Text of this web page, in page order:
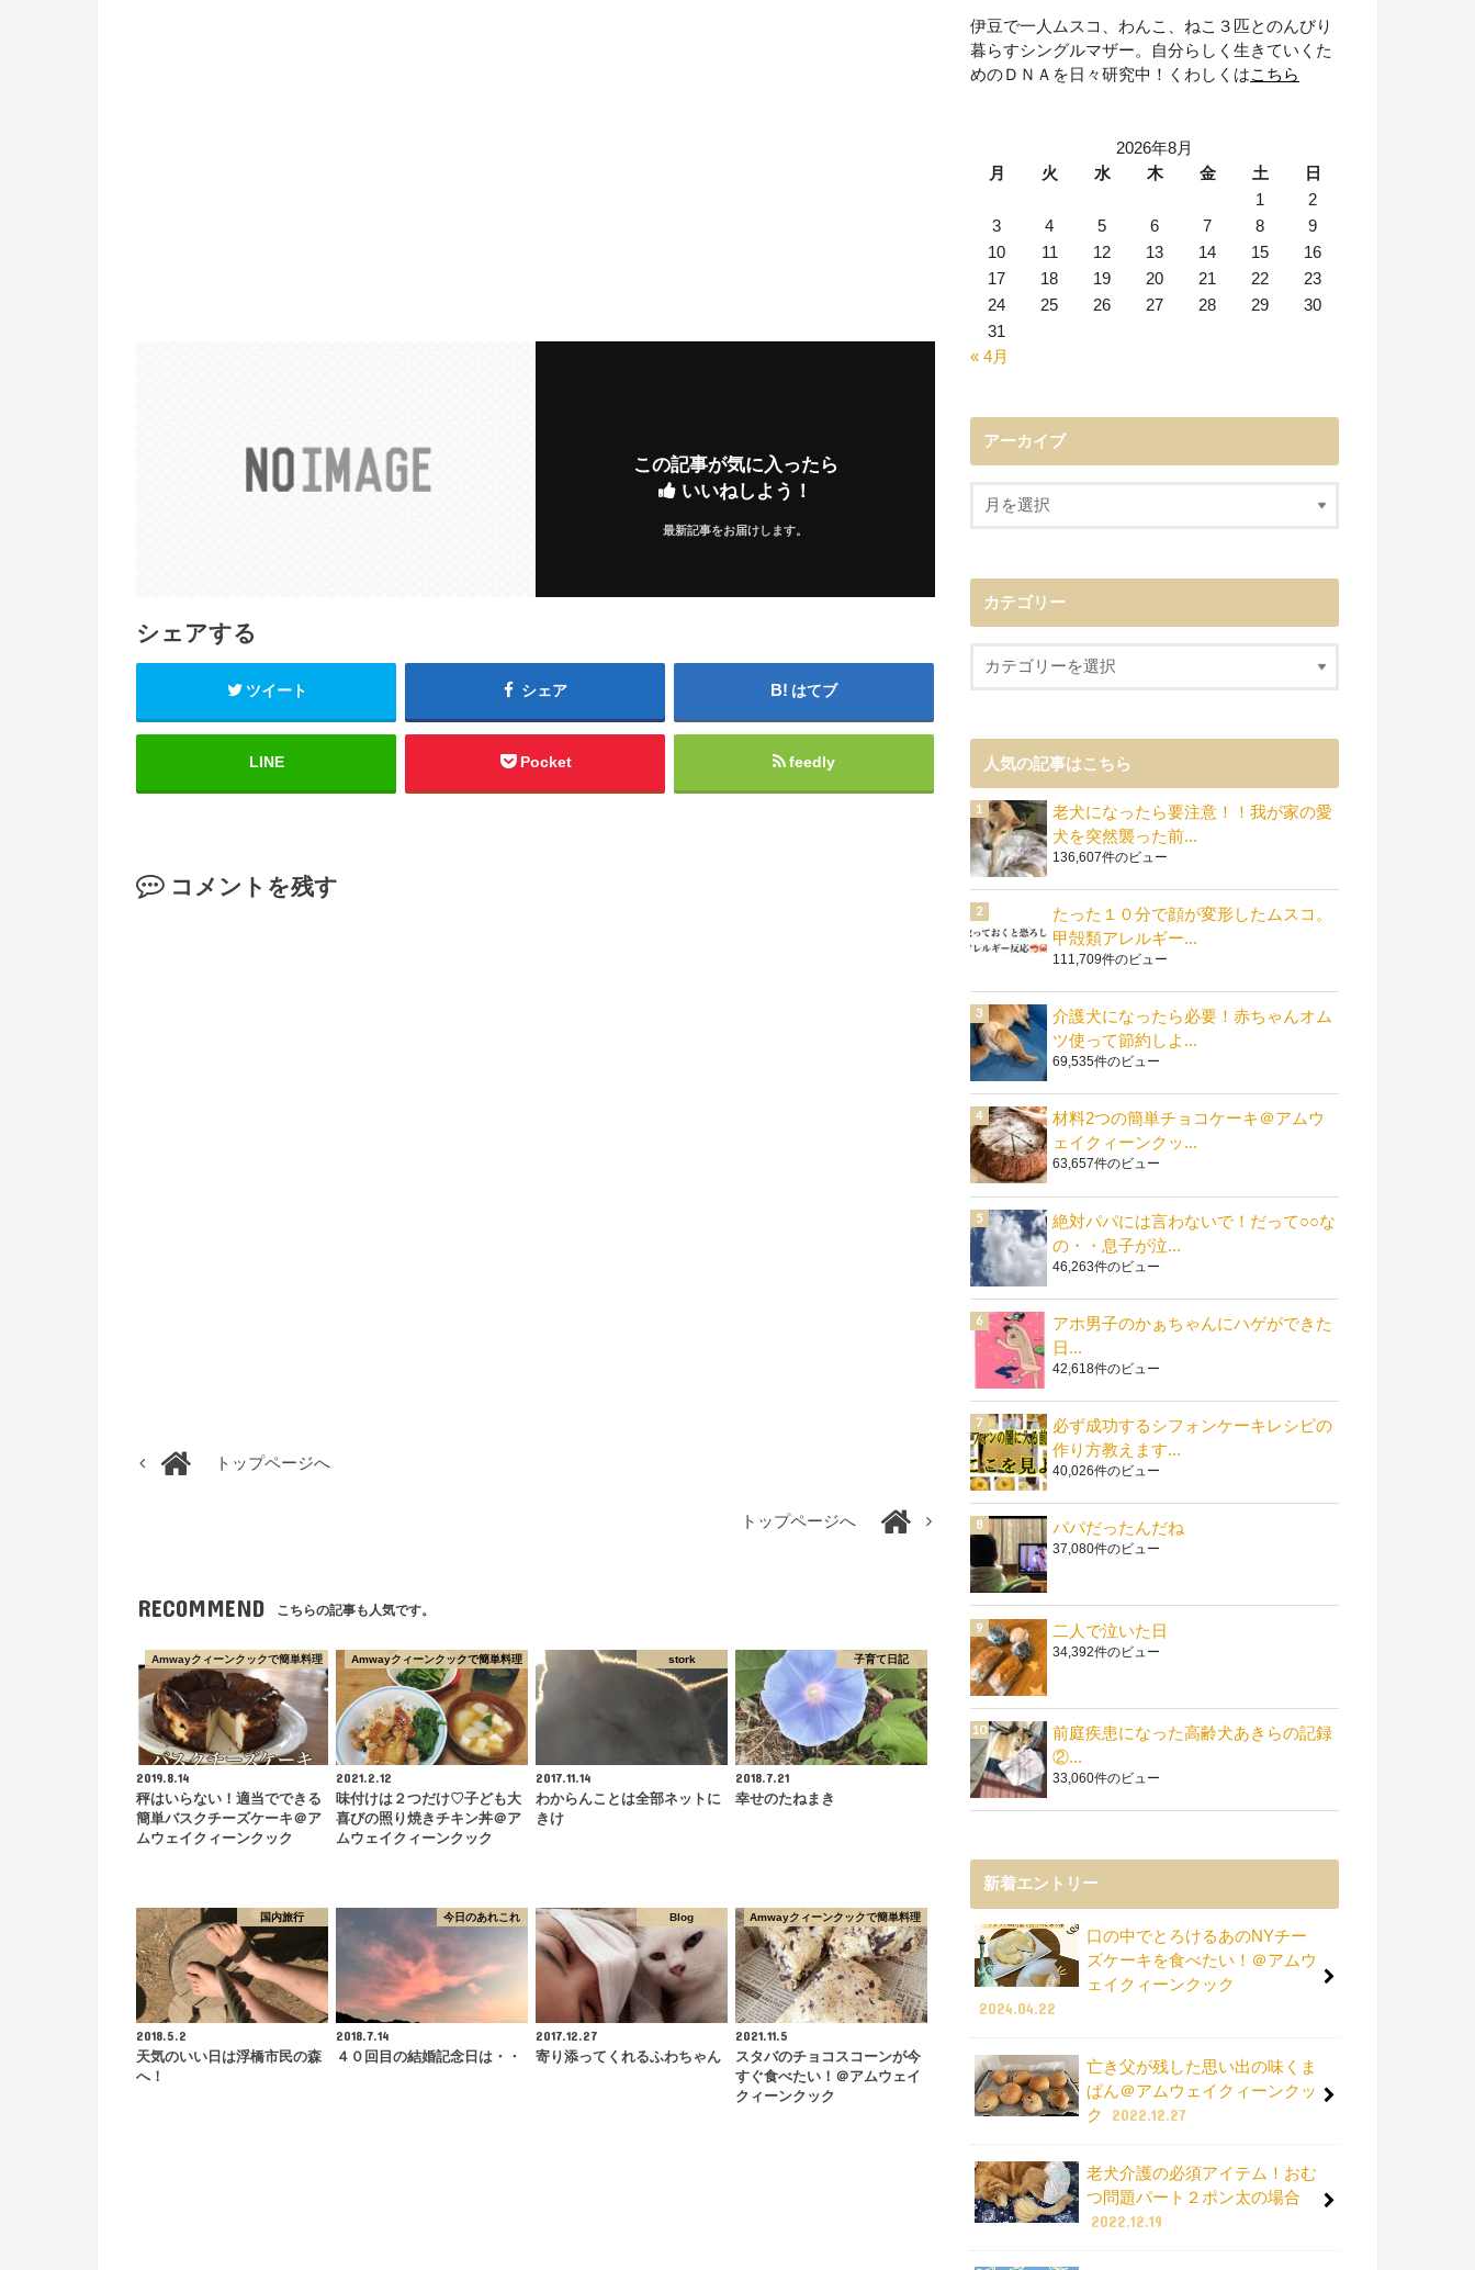
この記事が気に入ったら
いいねしよう！
最新記事をお届けします。
シェアする
ツイート シェア はてブ
LINE Pocket feedly
コメントを残す
トップページへ
トップページへ
RECOMMEND こちらの記事も人気です。
Amwayクィーンクックで簡単料理
2019.8.14
秤はいらない！適当でできる
簡単バスクチーズケーキ＠ア
ムウェイクィーンクック
Amwayクィーンクックで簡単料理
2021.2.12
味付けは２つだけ♡子ども大
喜びの照り焼きチキン丼＠ア
ムウェイクィーンクック
stork
2017.11.14
わからんことは全部ネットに
きけ
子育て日記
2018.7.21
幸せのたねまき
国内旅行
2018.5.2
天気のいい日は浮橋市民の森
へ！
今日のあれこれ
2018.7.14
４０回目の結婚記念日は・・
Blog
2017.12.27
寄り添ってくれるふわちゃん
Amwayクィーンクックで簡単料理
2021.11.5
スタバのチョコスコーンが今
すぐ食べたい！＠アムウェイ
クィーンクック
伊豆で一人ムスコ、わんこ、ねこ３匹とのんびり
暮らすシングルマザー。自分らしく生きていくた
めのＤＮＡを日々研究中！くわしくはこちら
2026年8月
月
火 水 木 金 土
日
1
2
3
4 5 6 7 8
9
10
11 12 13 14 15
16
17
18 19 20 21 22
23
24
25 26 27 28 29
30
31
« 4月
アーカイブ
カテゴリー
人気の記事はこちら
老犬になったら要注意！！我が家の愛
犬を突然襲った前...
136,607件のビュー
たった１０分で顔が変形したムスコ。
甲殻類アレルギー...
111,709件のビュー
介護犬になったら必要！赤ちゃんオム
ツ使って節約しよ...
69,535件のビュー
材料2つの簡単チョコケーキ＠アムウ
ェイクィーンクッ...
63,657件のビュー
絶対パパには言わないで！だって○○な
の・・息子が泣...
46,263件のビュー
アホ男子のかぁちゃんにハゲができた
日...
42,618件のビュー
必ず成功するシフォンケーキレシピの
作り方教えます...
40,026件のビュー
パパだったんだね
37,080件のビュー
二人で泣いた日
34,392件のビュー
前庭疾患になった高齢犬あきらの記録
②...
33,060件のビュー
新着エントリー
口の中でとろけるあのNYチー
ズケーキを食べたい！＠アムウ
ェイクィーンクック
2024.04.22
亡き父が残した思い出の味くま
ぱん＠アムウェイクィーンクッ
ク
2022.12.27
老犬介護の必須アイテム！おむ
つ問題パート２ポン太の場合
2022.12.19